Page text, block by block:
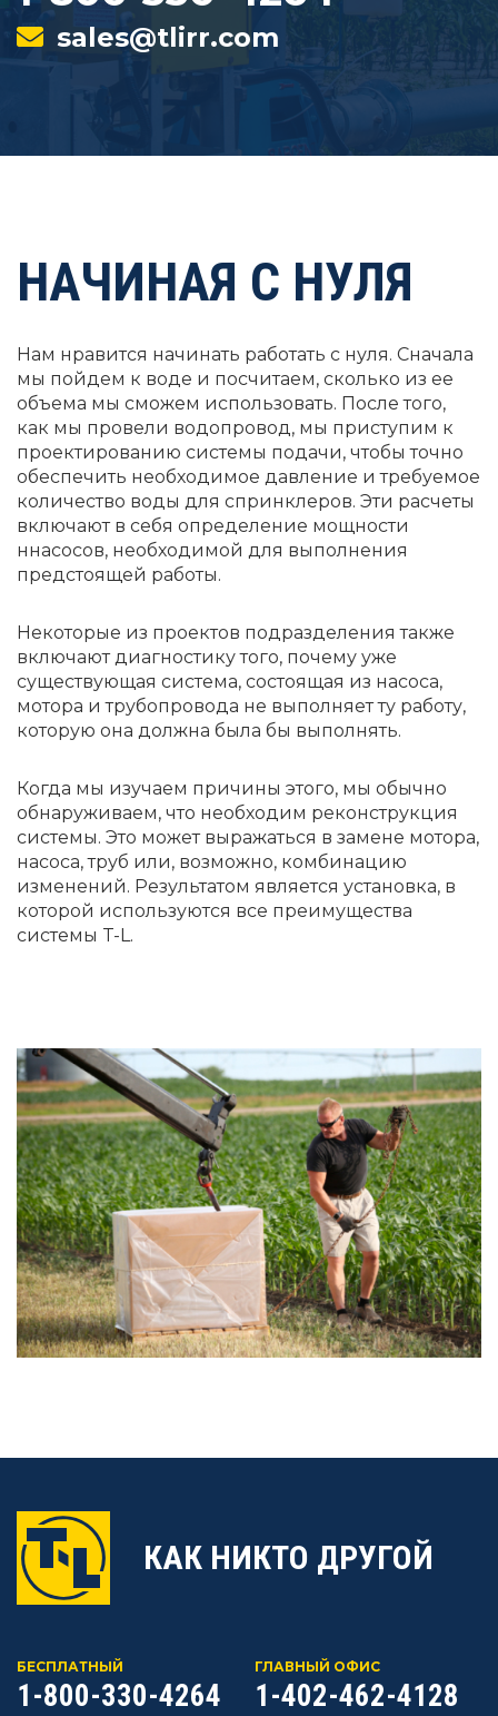
sales@tlirr.com
НАЧИНАЯ С НУЛЯ
Нам нравится начинать работать с нуля. Сначала
мы пойдем к воде и посчитаем, сколько из ее
объема мы сможем использовать. После того,
как мы провели водопровод, мы приступим к
проектированию системы подачи, чтобы точно
обеспечить необходимое давление и требуемое
количество воды для спринклеров. Эти расчеты
включают в себя определение мощности
ннасосов, необходимой для выполнения
предстоящей работы.
Некоторые из проектов подразделения также
включают диагностику того, почему уже
существующая система, состоящая из насоса,
мотора и трубопровода не выполняет ту работу,
которую она должна была бы выполнять.
Когда мы изучаем причины этого, мы обычно
обнаруживаем, что необходим реконструкция
системы. Это может выражаться в замене мотора,
насоса, труб или, возможно, комбинацию
изменений. Результатом является установка, в
которой используются все преимущества
системы T-L.
КАК НИКТО ДРУГОЙ
БЕСПЛАТНЫЙ
1-800-330-4264
ГЛАВНЫЙ ОФИС
1-402-462-4128